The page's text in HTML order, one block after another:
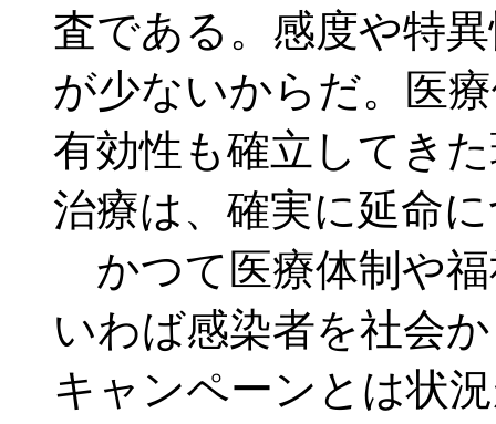
査である。感度や特
が少ないからだ。医
有効性も確立してき
治療は、確実に延命
かつて医療体制や
いわば感染者を社会
キャンペーンとは状